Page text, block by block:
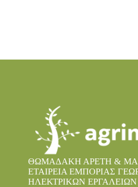
ΘΩΜΑΔΑΚΗ ΑΡΕΤΗ &
ΕΤΑΙΡΕΙΑ ΕΜΠΟΡΙΑΣ
ΗΛΕΚΤΡΙΚΩΝ ΕΡΓΑΛΕΙΩΝ